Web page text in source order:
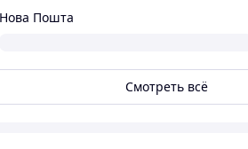
Пошта
Смотреть всё